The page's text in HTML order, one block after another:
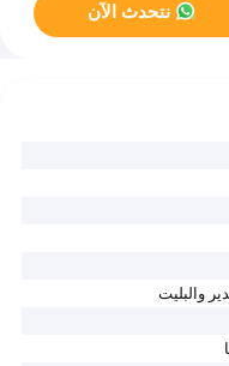
نتحدث الآن
والبليت